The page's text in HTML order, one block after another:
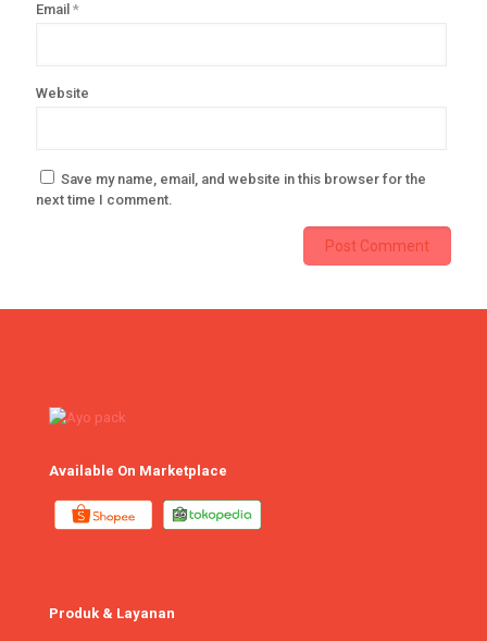
Email *
Website
Save my name, email, and website in this browser for the
next time I comment.
Available On Marketplace
Produk & Layanan